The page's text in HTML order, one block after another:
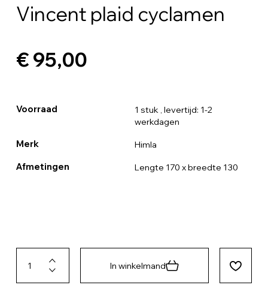
Vincent plaid cyclamen
€ 95,00
Voorraad 1 stuk , levertijd: 1-2
werkdagen
Merk Himla
Afmetingen Lengte 170 x breedte 130
In winkelmand